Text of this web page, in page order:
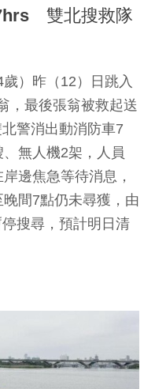
雙北搜救隊
）昨（12）日跳入
，最後張翁被救起送
警消出動消防車7
無人機2架，人員
邊焦急等待消息，
間7點仍未尋獲，由
搜尋，預計明日清